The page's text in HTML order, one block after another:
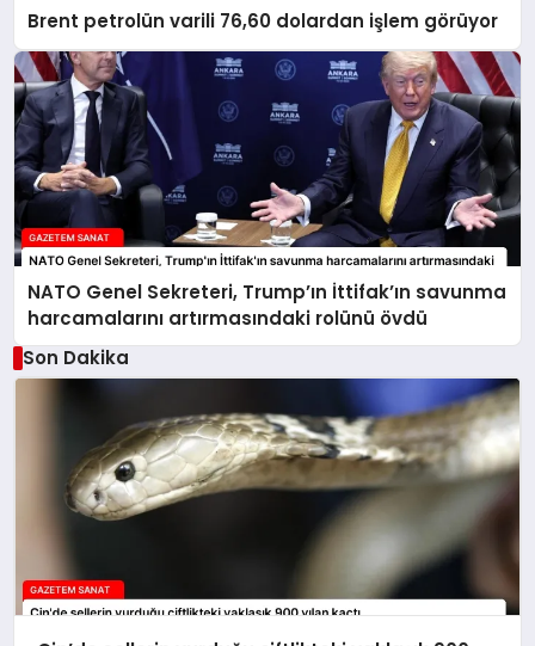
Brent petrolün varili 76,60 dolardan işlem görüyor
NATO Genel Sekreteri, Trump’ın İttifak’ın savunma
harcamalarını artırmasındaki rolünü övdü
Son Dakika